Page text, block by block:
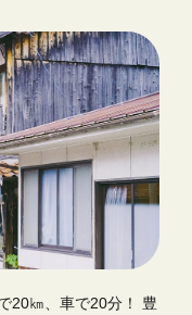
20㎞、車で20分！
豊